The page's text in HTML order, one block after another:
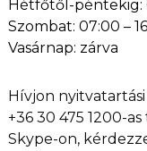
Hétfőtől-péntekig:
Szombat: 07:00 –
Vasárnap: zárva
Hívjon nyitvatartási
+36 30 475 1200-
Skype-on,